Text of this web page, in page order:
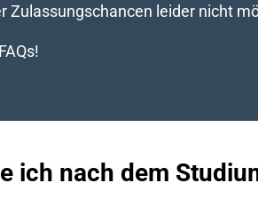
Zulassungschancen leider nicht
FAQs!
ich nach dem